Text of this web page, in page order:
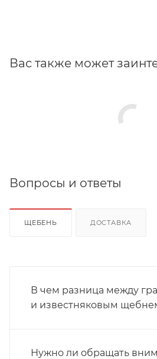
Вас также может
Вопросы и ответы
ЩЕБЕНЬ ДОСТАВКА
В чем разница между
и известняковым
Нужно ли обращать